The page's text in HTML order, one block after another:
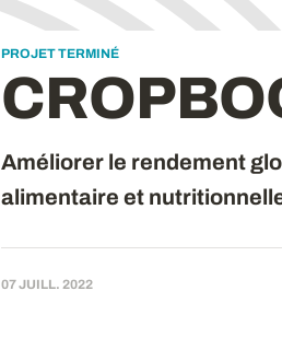
PROJET TERMINÉ
Améliorer le rendement
alimentaire et
07 JUILL. 2022